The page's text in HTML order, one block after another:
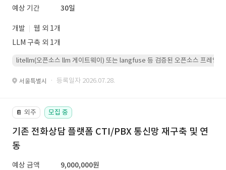
예상 기간
30일
개발
웹 외 1개
LLM 구축 외 1개
litellm(오픈소스 llm 게이트웨이) 또는 langfuse 등 검증된 오픈소스 프레임워
서울특별시 · 등록일자 2026.07.28.
📔 외주 모집 중
기존 전화상담 플랫폼 CTI/PBX 통신망 재구축 및 연
동
예상 금액
9,000,000원